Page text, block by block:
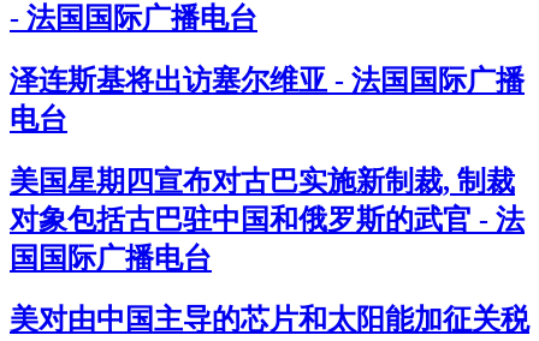
- 法国国际广播电台
泽连斯基将出访塞尔维亚 - 法国国际广播
电台
美国星期四宣布对古巴实施新制裁, 制裁
对象包括古巴驻中国和俄罗斯的武官 - 法
国国际广播电台
美对由中国主导的芯片和太阳能加征关税